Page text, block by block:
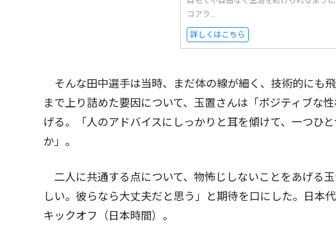
コアラ...
詳しくはこちら
そんな田中選手は当時、まだ体の線が細く、技術的にも
まで上り詰めた要因について、玉置さんは「ポジティブな
げる。「人のアドバイスにしっかりと耳を傾けて、一つひ
か」。
二人に共通する点について、物怖じしないことをあげる
しい。彼らなら大丈夫だと思う」と期待を口にした。日本
キックオフ（日本時間）。